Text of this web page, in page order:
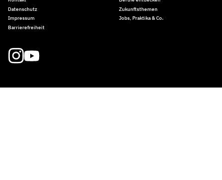
Datenschutz
Impressum
Barrierefreiheit
Zukunftsthemen
Jobs, Praktika & Co.